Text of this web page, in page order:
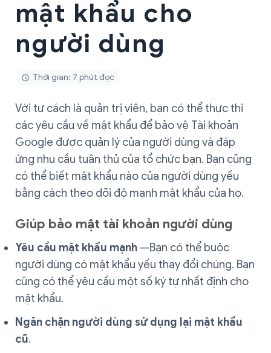
mật khẩu cho
người dùng
Thời gian: 7 phút đọc
Với tư cách là quản trị viên, bạn có thể thực thi
các yêu cầu về mật khẩu để bảo vệ Tài khoản
Google được quản lý của người dùng và đáp
ứng nhu cầu tuân thủ của tổ chức bạn. Bạn cũng
có thể biết mật khẩu nào của người dùng yếu
bằng cách theo dõi độ mạnh mật khẩu của họ.
Giúp bảo mật tài khoản người dùng
Yêu cầu mật khẩu mạnh —Bạn có thể buộc
người dùng có mật khẩu yếu thay đổi chúng. Bạn
cũng có thể yêu cầu một số ký tự nhất định cho
mật khẩu.
Ngăn chặn người dùng sử dụng lại mật khẩu
cũ.